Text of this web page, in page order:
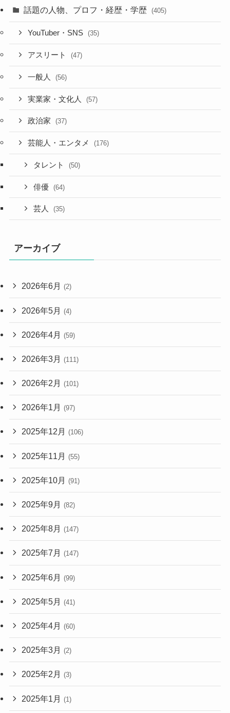
話題の人物、プロフ・経歴・学歴 (405)
YouTuber・SNS (35)
アスリート (47)
一般人 (56)
実業家・文化人 (57)
政治家 (37)
芸能人・エンタメ (176)
タレント (50)
俳優 (64)
芸人 (35)
アーカイブ
2026年6月 (2)
2026年5月 (4)
2026年4月 (59)
2026年3月 (111)
2026年2月 (101)
2026年1月 (97)
2025年12月 (106)
2025年11月 (55)
2025年10月 (91)
2025年9月 (82)
2025年8月 (147)
2025年7月 (147)
2025年6月 (99)
2025年5月 (41)
2025年4月 (60)
2025年3月 (2)
2025年2月 (3)
2025年1月 (1)